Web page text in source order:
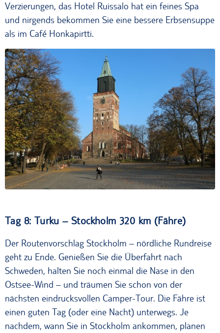
Verzierungen, das Hotel Ruissalo hat ein feines Spa
und nirgends bekommen Sie eine bessere Erbsensuppe
als im Café Honkapirtti.
Der Dom von Turku
Tag 8: Turku – Stockholm 320 km (Fähre)
Der Routenvorschlag Stockholm – nördliche Rundreise
geht zu Ende. Genießen Sie die Überfahrt nach
Schweden, halten Sie noch einmal die Nase in den
Ostsee-Wind – und träumen Sie schon von der
nächsten eindrucksvollen Camper-Tour. Die Fähre ist
einen guten Tag (oder eine Nacht) unterwegs. Je
nachdem, wann Sie in Stockholm ankommen, planen